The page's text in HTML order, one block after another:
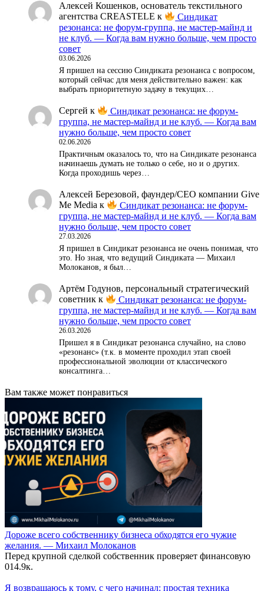
Алексей Кошенков, основатель текстильного
агентства CREASTELE к
Синдикат
резонанса: не форум-группа, не мастер-майнд и
не клуб. — Когда вам нужно больше, чем просто
совет
03.06.2026
Я пришел на сессию Синдиката резонанса с вопросом,
который сейчас для меня действительно важен: как
выбрать приоритетную задачу в текущих…
Сергей к
Синдикат резонанса: не форум-
группа, не мастер-майнд и не клуб. — Когда вам
нужно больше, чем просто совет
02.06.2026
Практичным оказалось то, что на Синдикате резонанса
начинаешь думать не только о себе, но и о других.
Когда проходишь через…
Алексей Березовой, фаундер/СЕО компании Give
Me Media к
Синдикат резонанса: не форум-
группа, не мастер-майнд и не клуб. — Когда вам
нужно больше, чем просто совет
27.03.2026
Я пришел в Синдикат резонанса не очень понимая, что
это. Но зная, что ведущий Синдиката — Михаил
Молоканов, я был…
Артём Годунов, персональный стратегический
советник к
Синдикат резонанса: не форум-
группа, не мастер-майнд и не клуб. — Когда вам
нужно больше, чем просто совет
26.03.2026
Пришел я в Синдикат резонанса случайно, на слово
«резонанс» (т.к. в моменте проходил этап своей
профессиональной эволюции от классического
консалтинга…
Вам также может понравиться
Дороже всего собственнику бизнеса обходятся его чужие
желания. — Михаил Молоканов
Перед крупной сделкой собственник проверяет финансовую
014.9к.
Я возвращаюсь к тому, с чего начинал: простая техника